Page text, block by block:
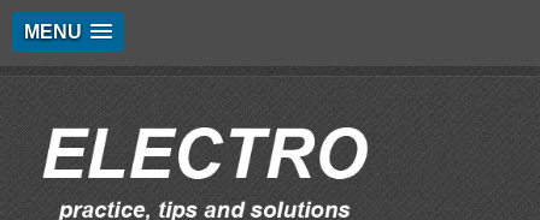
MENU